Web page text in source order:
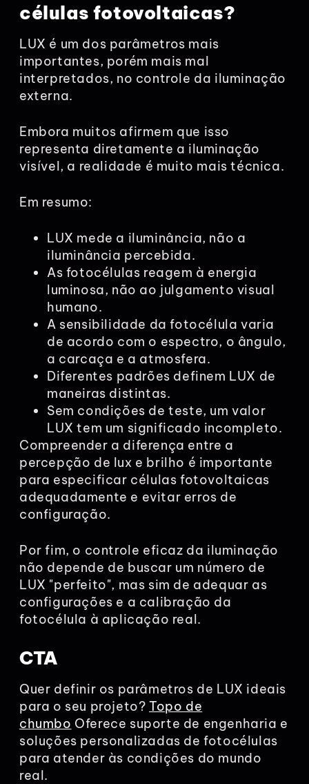
células fotovoltaicas?
LUX é um dos parâmetros mais
importantes, porém mais mal
interpretados, no controle da iluminação
externa.
Embora muitos afirmem que isso
representa diretamente a iluminação
visível, a realidade é muito mais técnica.
Em resumo:
LUX mede a iluminância, não a
iluminância percebida.
As fotocélulas reagem à energia
luminosa, não ao julgamento visual
humano.
A sensibilidade da fotocélula varia
de acordo com o espectro, o ângulo,
a carcaça e a atmosfera.
Diferentes padrões definem LUX de
maneiras distintas.
Sem condições de teste, um valor
LUX tem um significado incompleto.
Compreender a diferença entre a
percepção de lux e brilho é importante
para especificar células fotovoltaicas
adequadamente e evitar erros de
configuração.
Por fim, o controle eficaz da iluminação
não depende de buscar um número de
LUX "perfeito", mas sim de adequar as
configurações e a calibração da
fotocélula à aplicação real.
CTA
Quer definir os parâmetros de LUX ideais
para o seu projeto?Topo de
chumbo Oferece suporte de engenharia e
soluções personalizadas de fotocélulas
para atender às condições do mundo
real.